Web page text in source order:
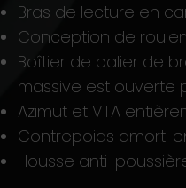
Bras de lecture en
Conception de
Boîtier de palier de
massive est ouverte
Azimut et VTA
Contrepoids amorti
Housse anti-